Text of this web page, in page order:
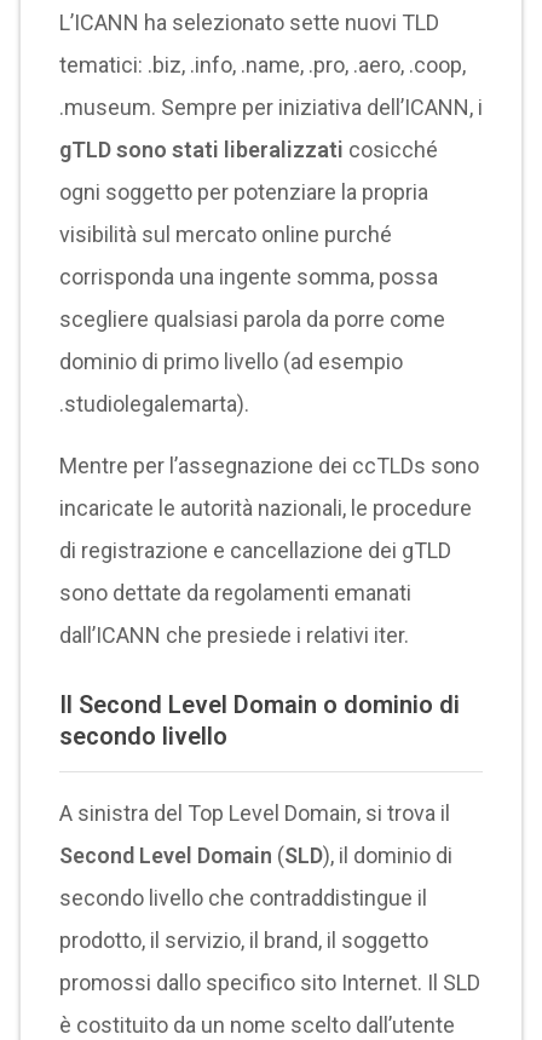
L’ICANN ha selezionato sette nuovi TLD
tematici: .biz, .info, .name, .pro, .aero, .coop,
.museum. Sempre per iniziativa dell’ICANN, i
gTLD sono stati liberalizzati cosicché
ogni soggetto per potenziare la propria
visibilità sul mercato online purché
corrisponda una ingente somma, possa
scegliere qualsiasi parola da porre come
dominio di primo livello (ad esempio
.studiolegalemarta).
Mentre per l’assegnazione dei ccTLDs sono
incaricate le autorità nazionali, le procedure
di registrazione e cancellazione dei gTLD
sono dettate da regolamenti emanati
dall’ICANN che presiede i relativi iter.
Il Second Level Domain o dominio di
secondo livello
A sinistra del Top Level Domain, si trova il
Second Level Domain (SLD), il dominio di
secondo livello che contraddistingue il
prodotto, il servizio, il brand, il soggetto
promossi dallo specifico sito Internet. Il SLD
è costituito da un nome scelto dall’utente